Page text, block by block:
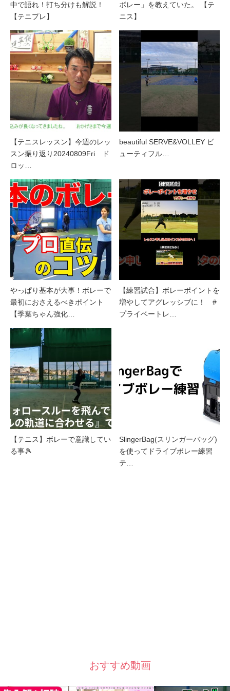
中で語れ！打ち分けも解説！
【テニプレ】
ボレー」を教えていた。 【テ
ニス】
【テニスレッスン】今週のレッ
スン振り返り20240809Fri ド
ロッ…
beautiful SERVE&VOLLEY ビ
ューティフル…
やっぱり基本が大事！ボレーで
最初におさえるべきポイント
【季葉ちゃん強化…
【練習試合】ボレーポイントを
増やしてアグレッシブに！ #
プライベートレ…
【テニス】ボレーで意識してい
る事🎾
SlingerBag(スリンガーバッグ)
を使ってドライブボレー練習
テ…
おすすめ動画